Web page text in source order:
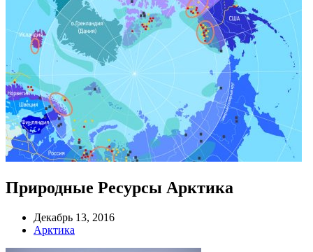
Природные Ресурсы Арктика
Декабрь 13, 2016
Арктика